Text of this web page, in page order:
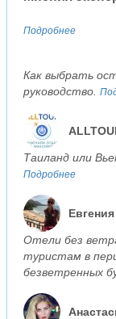
Подробнее
Как выбрать
руководство.
Таиланд или
Подробнее
Отели без
туристам в
безветренных